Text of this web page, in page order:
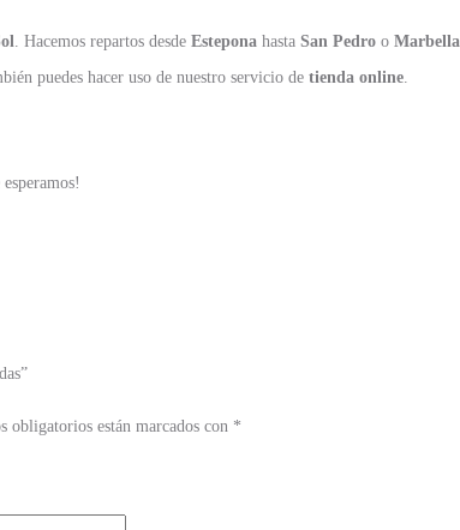
. Hacemos repartos desde Estepona hasta San Pedro o Marbella
puedes hacer uso de nuestro servicio de tienda online
esperamos!
obligatorios están marcados con *